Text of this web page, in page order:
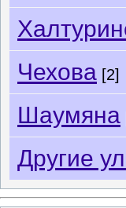
Чехова [2]
Шаумяна
Другие